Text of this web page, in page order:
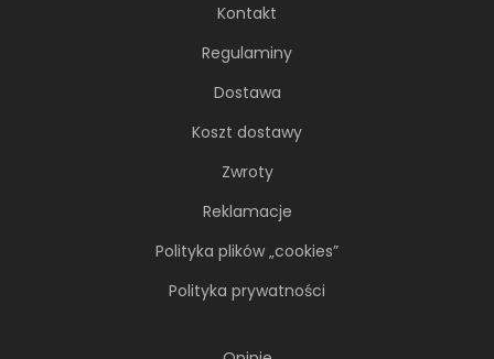
Kontakt
Regulaminy
Dostawa
Koszt dostawy
Zwroty
Reklamacje
Polityka plików „cookies”
Polityka prywatności